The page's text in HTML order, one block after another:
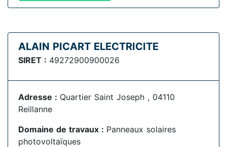
ALAIN PICART ELECTRICITE
SIRET : 49272900900026
Adresse : Quartier Saint Joseph , 04110
Reillanne
Domaine de travaux : Panneaux solaires
photovoltaïques